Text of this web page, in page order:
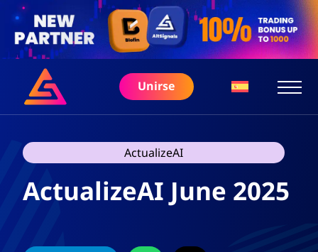
Unirse
ActualizeAI
ActualizeAI June 2025